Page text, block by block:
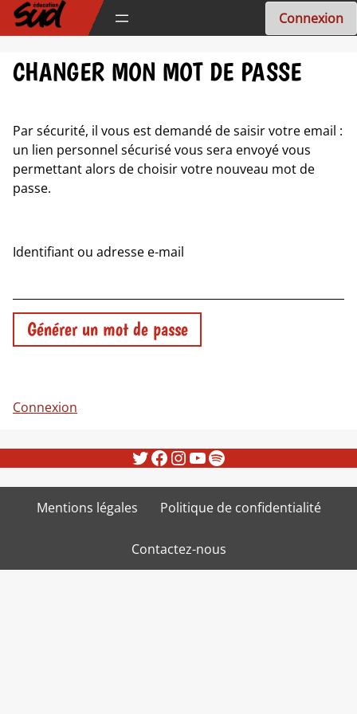
Connexion
CHANGER MON MOT DE PASSE
Par sécurité, il vous est demandé de saisir votre email :
un lien personnel sécurisé vous sera envoyé vous
permettant alors de choisir votre nouveau mot de
passe.
Identifiant ou adresse e-mail
Générer un mot de passe
Connexion
Twitter
Facebook
Instagram
YouTube
Spotify
Mentions légales Politique de confidentialité
Contactez-nous